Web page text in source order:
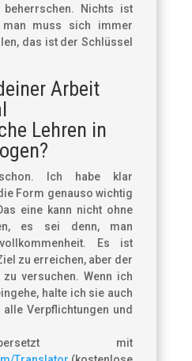
Nichts ist
man muss sich immer
das ist der Schlüssel
Arbeit
Lehren in
Ich habe klar
Form genauso wichtig
eine kann nicht ohne
es sei denn, man
Es ist
zu erreichen, aber der
versuchen. Wenn ich
halte ich sie auch
Verpflichtungen und
mit